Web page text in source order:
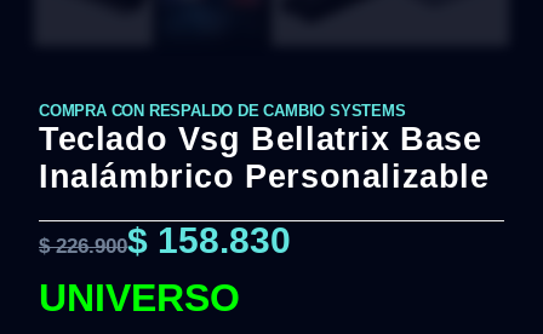
COMPRA CON RESPALDO DE CAMBIO SYSTEMS
Teclado Vsg Bellatrix Base
Inalámbrico Personalizable
$226.900$ 158.830
UNIVERSO